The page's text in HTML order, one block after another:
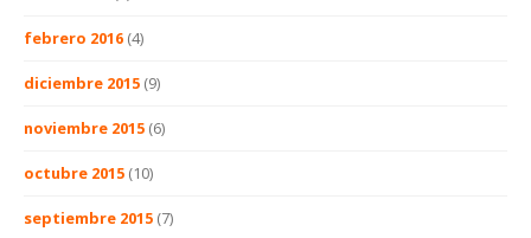
febrero 2016 (4)
diciembre 2015 (9)
noviembre 2015 (6)
octubre 2015 (10)
septiembre 2015 (7)